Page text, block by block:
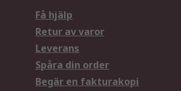
Få hjälp
Retur av varor
Leverans
Spåra din order
Begär en fakturakopi